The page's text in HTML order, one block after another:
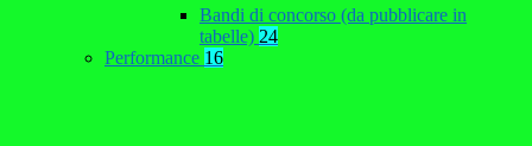
Bandi di concorso (da pubblicare in
tabelle) 24
Performance 16